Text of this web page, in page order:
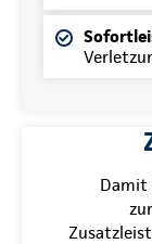
Damit